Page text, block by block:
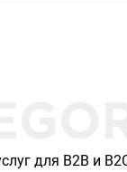
для B2B и